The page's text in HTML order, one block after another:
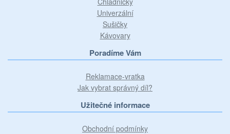
Univerzální
Sušičky
Kávovary
Poradíme Vám
Reklamace-vratka
Jak vybrat správný díl?
Užitečné informace
Obchodní podmínky